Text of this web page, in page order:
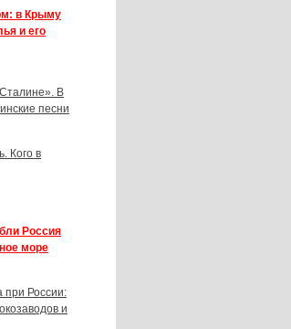
в Крыму
и его
В
песни
Кого в
Россия
море
при России:
и